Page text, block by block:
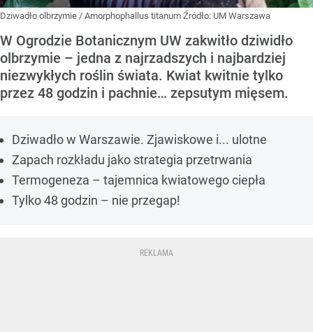
Dziwadło olbrzymie / Amorphophallus titanum Źródło: UM Warszawa
W Ogrodzie Botanicznym UW zakwitło dziwidło
olbrzymie – jedna z najrzadszych i najbardziej
niezwykłych roślin świata. Kwiat kwitnie tylko
przez 48 godzin i pachnie… zepsutym mięsem.
Dziwadło w Warszawie. Zjawiskowe i... ulotne
Zapach rozkładu jako strategia przetrwania
Termogeneza – tajemnica kwiatowego ciepła
Tylko 48 godzin – nie przegap!